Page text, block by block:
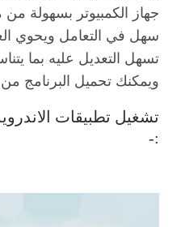
سهل في التعامل ويحوي
تسهل التعديل عليه بما
ويمكنك تحميل البرنامج من
:-